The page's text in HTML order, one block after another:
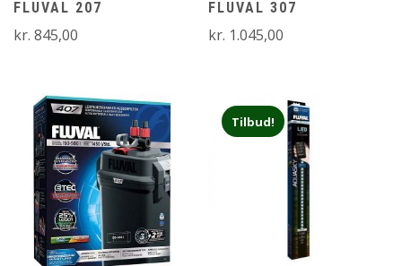
FLUVAL 207
kr. 845,00
FLUVAL 307
kr. 1.045,00
Tilbud!